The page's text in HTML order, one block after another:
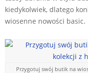
kiedykolwiek, dlatego
wiosenne nowości basic.
Przygotuj swój butik na